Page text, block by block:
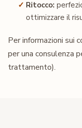
Ritocco:
ottimizzare il
Per informazioni sui
per una consulenza
trattamento).